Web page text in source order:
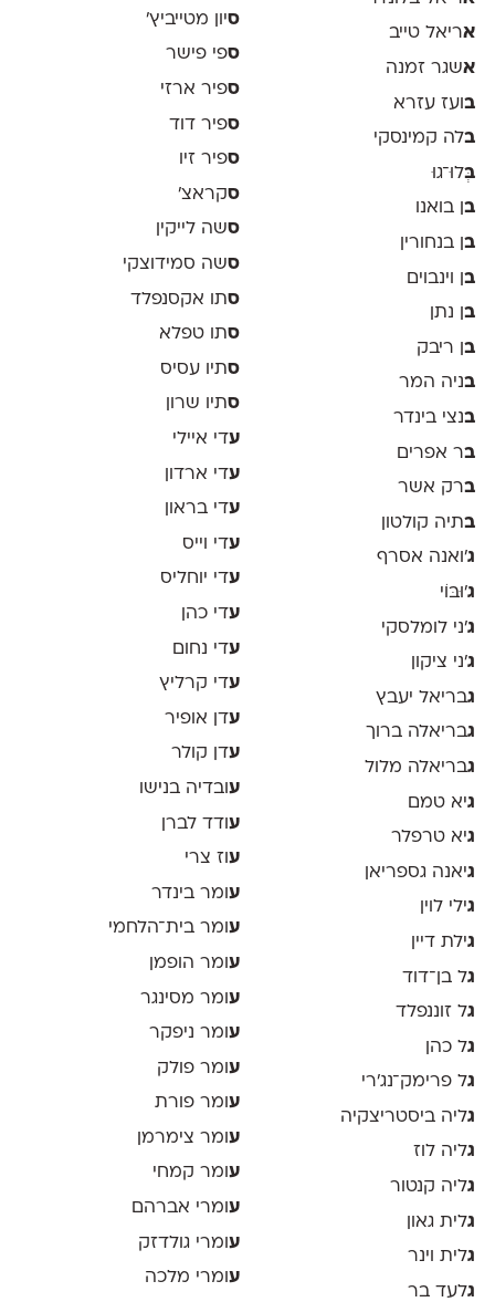
אריאל טייב
אשגר זמנה
בועז עזרא
בלה קמינסקי
בְּלוּ־גוּ
בן בואנו
בן בנחורין
בן וינבוים
בן נתן
בן ריבק
בניה המר
בנצי בינדר
בר אפרים
ברק אשר
בתיה קולטון
ג'ואנה אסרף
ג'וּבּוֹי
ג׳ני לומלסקי
ג׳ני ציקון
גבריאל יעבץ
גבריאלה ברוך
גבריאלה מלול
גיא טמם
גיא טרפלר
גיאנה גספריאן
גילי לוין
גילת דיין
גל בן־דוד
גל זוננפלד
גל כהן
גל פרימק־נג׳רי
גליה ביסטריצקיה
גליה לוז
גליה קנטור
גלית גאון
גלית וינר
גלעד בר
סיון מטייביץ׳
ספי פישר
ספיר ארזי
ספיר דוד
ספיר זיו
סקראצ׳
סשה לייקין
סשה סמידוצקי
סתו אקסנפלד
סתו טפלא
סתיו עסיס
סתיו שרון
עדי איילי
עדי ארדון
עדי בראון
עדי וייס
עדי יוחליס
עדי כהן
עדי נחום
עדי קרליץ
עדן אופיר
עדן קולר
ע ובדיה בנישו
עודד לברן
ע וז צרי
ע ומר בינדר
עומר בית־הלחמי
ע ומר הופמן
עומר מסינגר
ע ומר ניפקר
ע ומר פולק
עומר פורת
ע ומר צימרמן
עומר קמחי
ע ומרי אברהם
ע ומרי גולדזק
עומרי מלכה